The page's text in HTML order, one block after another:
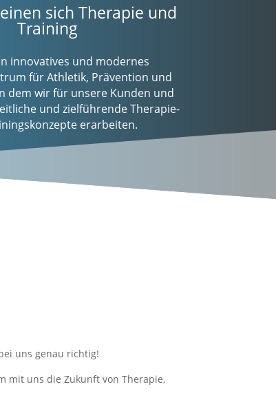
sich Therapie und
Training
innovatives und modernes
für Athletik, Prävention und
dem wir für unsere Kunden und
und zielführende Therapie-
erarbeiten.
uns genau richtig!
mit uns die Zukunft von Therapie,